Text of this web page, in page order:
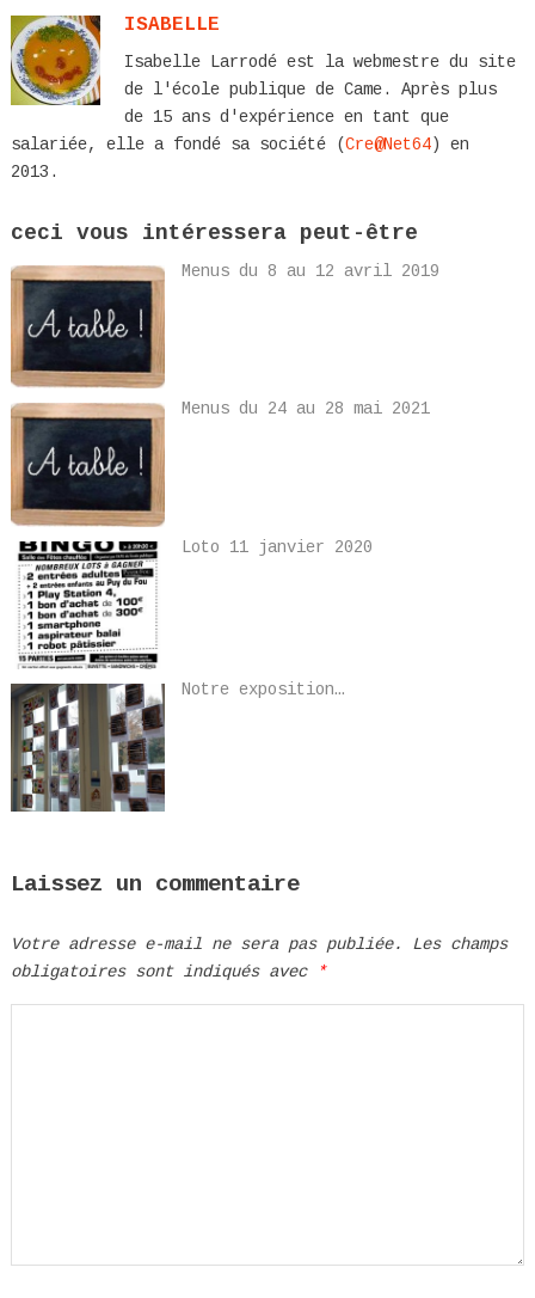
ISABELLE
Isabelle Larrodé est la webmestre du site
de l'école publique de Came. Après plus
de 15 ans d'expérience en tant que
salariée, elle a fondé sa société (Cre@Net64) en
2013.
ceci vous intéressera peut-être
Menus du 8 au 12 avril 2019
Menus du 24 au 28 mai 2021
Loto 11 janvier 2020
Notre exposition…
Laissez un commentaire
Votre adresse e-mail ne sera pas publiée.
Les champs
obligatoires sont indiqués avec
*